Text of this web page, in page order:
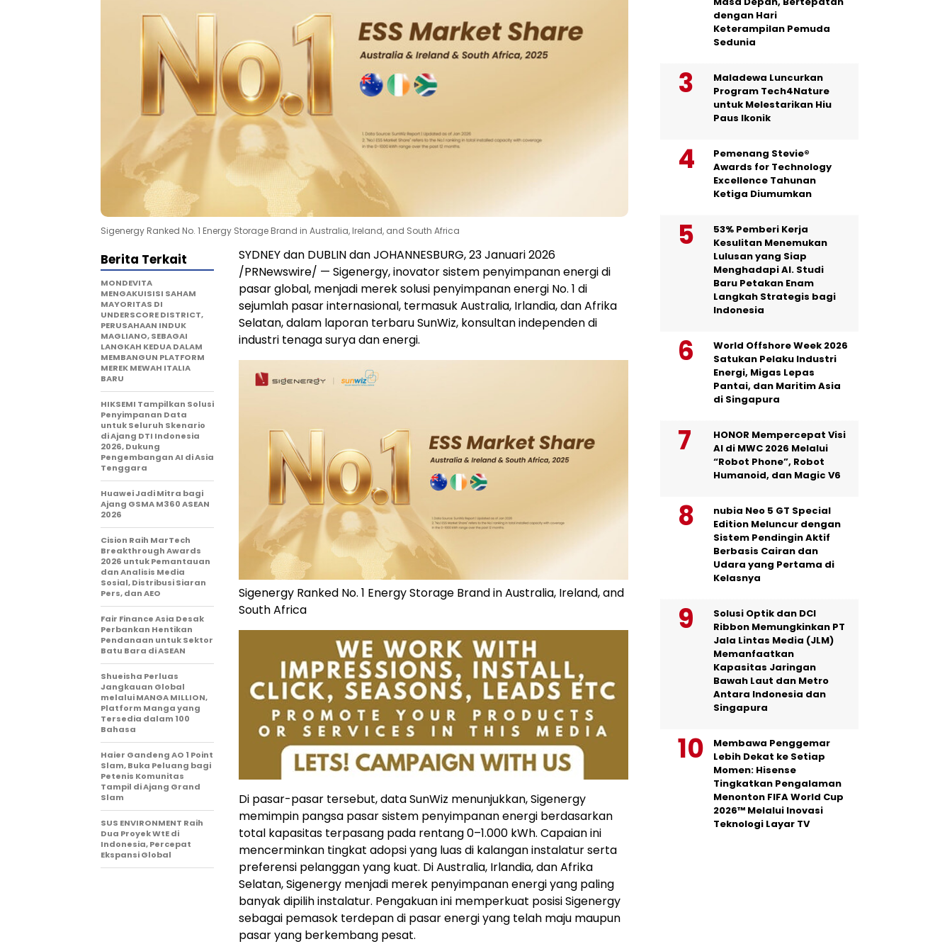
Sigenergy Ranked No. 1 Energy Storage Brand in Australia, Ireland, and South Africa
SYDNEY dan DUBLIN dan JOHANNESBURG,23 Januari 2026
/PRNewswire/ — Sigenergy, inovator sistem penyimpanan energi di
pasar global, menjadi merek solusi penyimpanan energi No. 1 di
sejumlah pasar internasional, termasuk Australia, Irlandia, dan Afrika
Selatan, dalam laporan terbaru SunWiz, konsultan independen di
industri tenaga surya dan energi.
Sigenergy Ranked No. 1 Energy Storage Brand in Australia, Ireland, and
South Africa
Di pasar-pasar tersebut, data SunWiz menunjukkan, Sigenergy
memimpin pangsa pasar sistem penyimpanan energi berdasarkan
total kapasitas terpasang pada rentang 0–1.000 kWh. Capaian ini
mencerminkan tingkat adopsi yang luas di kalangan instalatur serta
preferensi pelanggan yang kuat. Di Australia, Irlandia, dan Afrika
Selatan, Sigenergy menjadi merek penyimpanan energi yang paling
banyak dipilih instalatur. Pengakuan ini memperkuat posisi Sigenergy
sebagai pemasok terdepan di pasar energi yang telah maju maupun
pasar yang berkembang pesat.
Berita Terkait
MONDEVITA
MENGAKUISISI SAHAM
MAYORITAS DI
UNDERSCORE DISTRICT,
PERUSAHAAN INDUK
MAGLIANO, SEBAGAI
LANGKAH KEDUA DALAM
MEMBANGUN PLATFORM
MEREK MEWAH ITALIA
BARU
HIKSEMI Tampilkan Solusi
Penyimpanan Data
untuk Seluruh Skenario
di Ajang DTI Indonesia
2026, Dukung
Pengembangan AI di Asia
Tenggara
Huawei Jadi Mitra bagi
Ajang GSMA M360 ASEAN
2026
Cision Raih MarTech
Breakthrough Awards
2026 untuk Pemantauan
dan Analisis Media
Sosial, Distribusi Siaran
Pers, dan AEO
Fair Finance Asia Desak
Perbankan Hentikan
Pendanaan untuk Sektor
Batu Bara di ASEAN
Shueisha Perluas
Jangkauan Global
melalui MANGA MILLION,
Platform Manga yang
Tersedia dalam 100
Bahasa
Haier Gandeng AO 1 Point
Slam, Buka Peluang bagi
Petenis Komunitas
Tampil di Ajang Grand
Slam
SUS ENVIRONMENT Raih
Dua Proyek WtE di
Indonesia, Percepat
Ekspansi Global
dengan Hari
Keterampilan Pemuda
Sedunia
Maladewa Luncurkan
Program Tech4Nature
untuk Melestarikan Hiu
Paus Ikonik
Pemenang Stevie®
Awards for Technology
Excellence Tahunan
Ketiga Diumumkan
53% Pemberi Kerja
Kesulitan Menemukan
Lulusan yang Siap
Menghadapi AI. Studi
Baru Petakan Enam
Langkah Strategis bagi
Indonesia
World Offshore Week 2026
Satukan Pelaku Industri
Energi, Migas Lepas
Pantai, dan Maritim Asia
di Singapura
HONOR Mempercepat Visi
AI di MWC 2026 Melalui
“Robot Phone”, Robot
Humanoid, dan Magic V6
nubia Neo 5 GT Special
Edition Meluncur dengan
Sistem Pendingin Aktif
Berbasis Cairan dan
Udara yang Pertama di
Kelasnya
Solusi Optik dan DCI
Ribbon Memungkinkan PT
Jala Lintas Media (JLM)
Memanfaatkan
Kapasitas Jaringan
Bawah Laut dan Metro
Antara Indonesia dan
Singapura
Membawa Penggemar
Lebih Dekat ke Setiap
Momen: Hisense
Tingkatkan Pengalaman
Menonton FIFA World Cup
2026™ Melalui Inovasi
Teknologi Layar TV